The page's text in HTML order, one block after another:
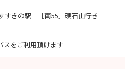
すすきの駅 ［南55］硬石山行き
をご利用頂けます